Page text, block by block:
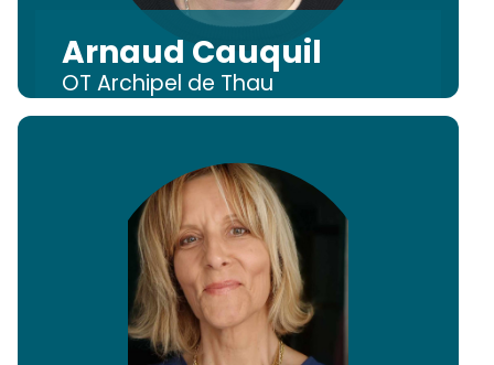
Arnaud Cauquil
OT Archipel de Thau